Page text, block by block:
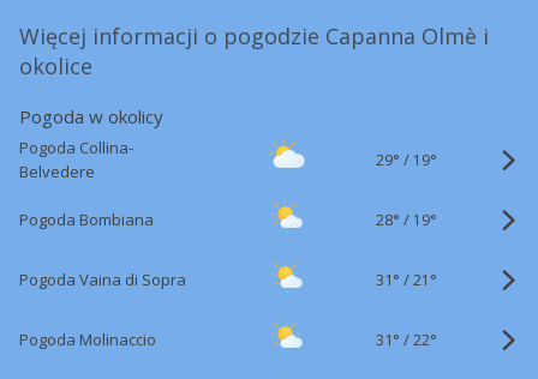
Więcej informacji o pogodzie Capanna Olmè i
okolice
Pogoda w okolicy
Pogoda Collina-
Belvedere
29° / 19°
Pogoda Bombiana 28° / 19°
Pogoda Vaina di Sopra 31° /21°
Pogoda Molinaccio 31° /22°